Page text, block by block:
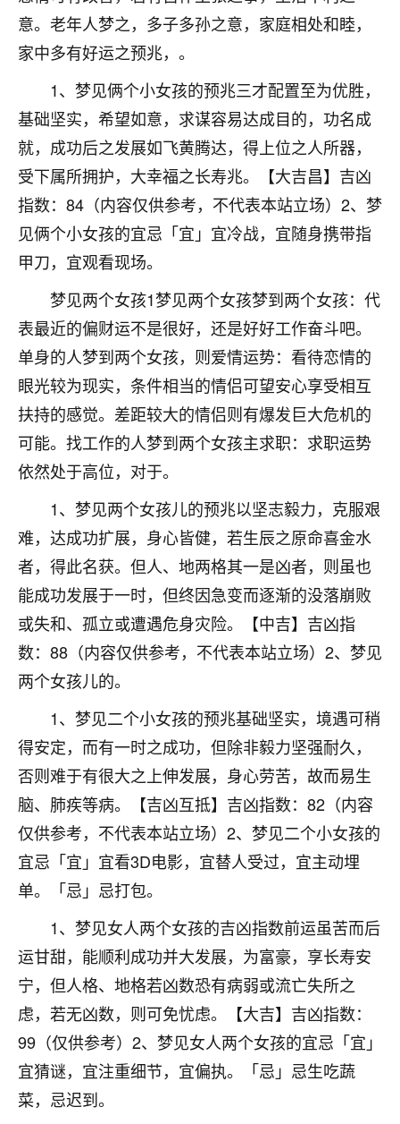
意。老年人梦之，多子多孙之意，家庭相处和睦，
家中多有好运之预兆，。
1、梦见俩个小女孩的预兆三才配置至为优胜，
基础坚实，希望如意，求谋容易达成目的，功名成
就，成功后之发展如飞黄腾达，得上位之人所器，
受下属所拥护，大幸福之长寿兆。【大吉昌】吉凶
指数：84（内容仅供参考，不代表本站立场）2、梦
见俩个小女孩的宜忌「宜」宜冷战，宜随身携带指
甲刀，宜观看现场。
梦见两个女孩1梦见两个女孩梦到两个女孩：代
表最近的偏财运不是很好，还是好好工作奋斗吧。
单身的人梦到两个女孩，则爱情运势：看待恋情的
眼光较为现实，条件相当的情侣可望安心享受相互
扶持的感觉。差距较大的情侣则有爆发巨大危机的
可能。找工作的人梦到两个女孩主求职：求职运势
依然处于高位，对于。
1、梦见两个女孩儿的预兆以坚志毅力，克服艰
难，达成功扩展，身心皆健，若生辰之原命喜金水
者，得此名获。但人、地两格其一是凶者，则虽也
能成功发展于一时，但终因急变而逐渐的没落崩败
或失和、孤立或遭遇危身灾险。【中吉】吉凶指
数：88（内容仅供参考，不代表本站立场）2、梦见
两个女孩儿的。
1、梦见二个小女孩的预兆基础坚实，境遇可稍
得安定，而有一时之成功，但除非毅力坚强耐久，
否则难于有很大之上伸发展，身心劳苦，故而易生
脑、肺疾等病。【吉凶互抵】吉凶指数：82（内容
仅供参考，不代表本站立场）2、梦见二个小女孩的
宜忌「宜」宜看3D电影，宜替人受过，宜主动埋
单。「忌」忌打包。
1、梦见女人两个女孩的吉凶指数前运虽苦而后
运甘甜，能顺利成功并大发展，为富豪，享长寿安
宁，但人格、地格若凶数恐有病弱或流亡失所之
虑，若无凶数，则可免忧虑。【大吉】吉凶指数：
99（仅供参考）2、梦见女人两个女孩的宜忌「宜」
宜猜谜，宜注重细节，宜偏执。「忌」忌生吃蔬
菜，忌迟到。
我女儿高二叛逆，大半年不上学，一说她就要死要活
的，把我们两口子愁的不行，朋友给我推荐的慧来老
师，一开始我是病急乱投医，这半年来，法事一个个
做完，我女儿跟变了个人一样，不期望她能考多好的
大学，只要能安安稳稳的把书读了，身体心理都健健
康康的我就很知足了！
鹿森：可怜天下父母心啊！
3小时前 来自河北 16
付深
我是公司人事调整，有升迁机会，但同时竞争的我们
三个，找老师的时候是抱着侥幸心理，没想到老师看
着我晋升有望，我半信半疑的按照老师建议，做了化
太岁还有一个发钱粮，本来年前的人事调整，拖到年
后，我以为都没戏了，结果开年一上班，开会提拔升
职第一个就是我，职务无所谓，主要是底薪加了
3000，非常开心，无论如何，感恩感谢！🙏🏻
鹿森：恭喜升职加薪！！，请客吗？�
12小时前 来自北京
心心相印
我身体不太好，总是病病殃殃的，去检查又没什么大
问题，反正就是不舒服。中医西医看遍了，找不到问
题，后来无意中看到有人推荐慧来老师，跟老师聊过
之后，心情豁然开朗，也听老师建议，处理了一些因
果问题。今年以来，身体比以前好多，主要是心情好
了，老师说境随心转，现在深有体会了。
鹿森：是的，其实跟老师聊过之后，最大的感
触，首先就是心态会变好，万般皆是命，半点
不由人！
1天前 来自四川 9
金白水清
我也想找老师看看，有没有人给个联系方式的啊？
鹿森 ：慧来老师微信：gjsy0624
1天前 来自江西 12
青春168
我也想要，我也想要！
2天前 来自山西 15
Jessica李
老师做不做超度法事？我想给我奶奶做超度，她今年
刚去世了。